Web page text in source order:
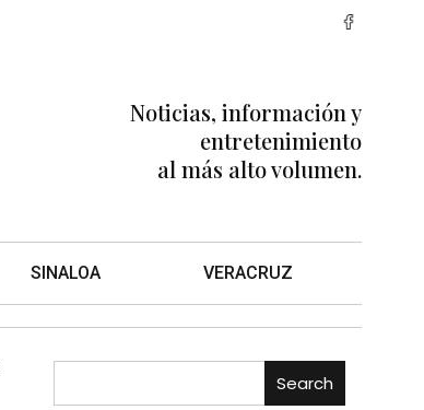
Noticias, información y
entretenimiento
al más alto volumen.
SINALOA VERACRUZ
Search